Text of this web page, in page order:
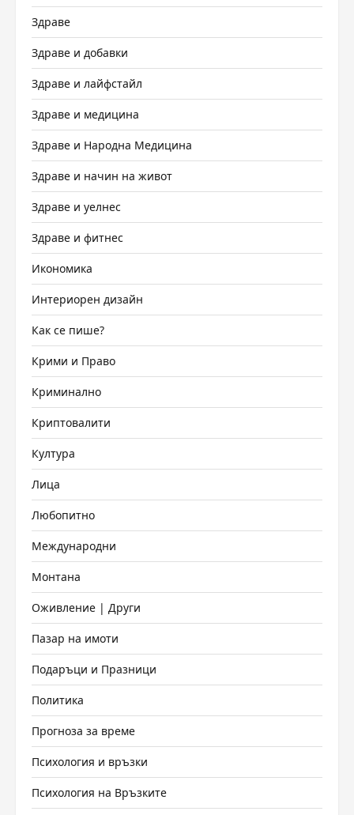
Здраве
Здраве и добавки
Здраве и лайфстайл
Здраве и медицина
Здраве и Народна Медицина
Здраве и начин на живот
Здраве и уелнес
Здраве и фитнес
Икономика
Интериорен дизайн
Как се пише?
Крими и Право
Криминално
Криптовалити
Култура
Лица
Любопитно
Международни
Монтана
Оживление | Други
Пазар на имоти
Подаръци и Празници
Политика
Прогноза за време
Психология и връзки
Психология на Връзките